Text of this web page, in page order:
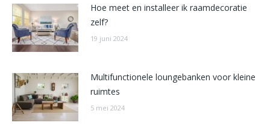
Hoe meet en installeer ik raamdecoratie
zelf?
19 juni 2024
Multifunctionele loungebanken voor kleine
ruimtes
5 mei 2024